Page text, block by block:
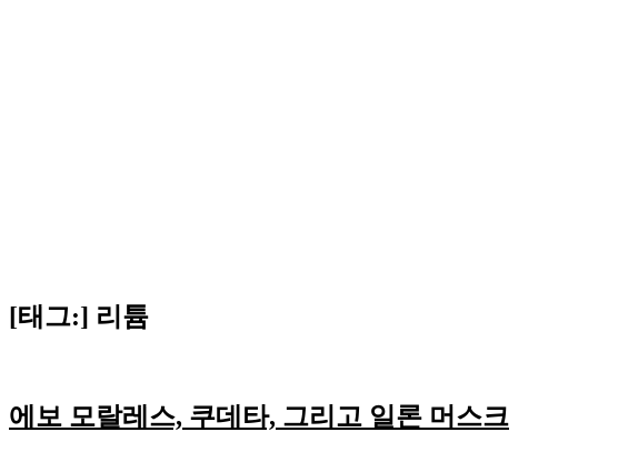
[태그:] 리튬
에보 모랄레스, 쿠데타, 그리고 일론 머스크